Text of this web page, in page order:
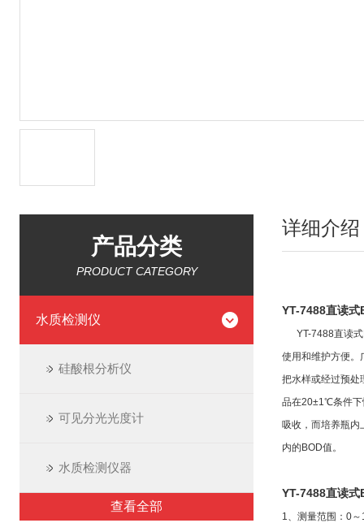
产品分类
PRODUCT CATEGORY
水质检测仪
硅酸根分析仪
可见分光光度计
水质检测仪器
查看全部
详细介绍
YT-7488直读式
YT-7488直读式
使用和维护方便。
把水样或经过预处
品在20±1℃条件下
吸收，而培养瓶内
内的 BOD值。
YT-7488直读式
1、测量范围： 0～